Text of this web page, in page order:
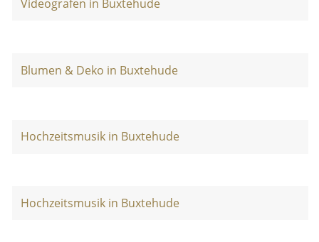
Videografen in Buxtehude
Blumen & Deko in Buxtehude
Hochzeitsmusik in Buxtehude
Hochzeitsmusik in Buxtehude